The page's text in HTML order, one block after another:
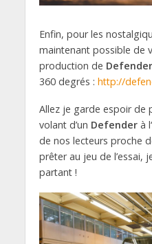
Enfin, pour les
maintenant possible de
production de Defender
360 degrés : http://
Allez je garde espoir de
volant d’un Defenderà
de nos lecteurs proche
prêter au jeu de l’essai,
partant !